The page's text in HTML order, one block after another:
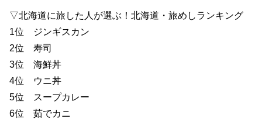
▽北海道に旅した人が選ぶ！北海道・旅めしランキング
1位 ジンギスカン
2位 寿司
3位 海鮮丼
4位 ウニ丼
5位 スープカレー
6位 茹でカニ